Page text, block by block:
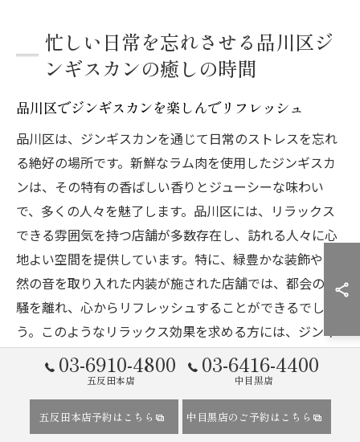
忙しい日常を忘れさせる品川区ジ
ンギスカンの癒しの時間
品川区でジンギスカンを楽しんでリフレッシュ
品川区は、ジンギスカンを通じて日常のストレスを忘れ
る絶好の場所です。新鮮なラム肉を使用したジンギスカ
ンは、その特有の香ばしい香りとジューシーな味わい
で、多くの人々を魅了します。品川区には、リラックス
できる雰囲気を持つ店舗が多数存在し、訪れる人々に心
地よい空間を提供しています。特に、緑豊かな装飾や自
然の音を取り入れた内装が施された店舗では、都会の喧
騒を離れ、心からリフレッシュすることができるでしょ
う。このようなリラックス効果を求める方には、ジンギ
スカンでの飲み会が最適です。
ジンギスカンで感じる品川区の静かな時間
品川区でのジンギスカン体験は、静けさを求める人々に
03-6910-4800
五反田本店
03-6416-4400
中目黒店
五反田本店予約はこちら 中目黒店のご予約はこちら